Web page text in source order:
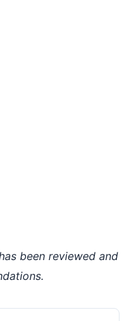
been reviewed and